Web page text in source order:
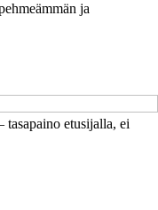
ja
tasapaino etusijalla, ei